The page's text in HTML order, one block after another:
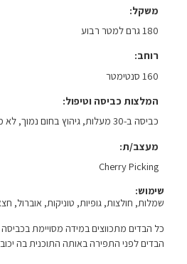
משקל
180 גרם למטר רבוע
רוחב
160 סנטימטר
המלצות כביסה וטיפול
כביסה ב-30 מעלות, גיהוץ בחום נמוך, לא מומלץ למייבש
מעצב/ת
Cherry Picking
שימוש:
שמלות, חולצות, גופיות, טוניקות, אוברול,
כל הבדים מתכווצים במידה מסויימת
הבדים לפני התפירה באותה התוכנית בה